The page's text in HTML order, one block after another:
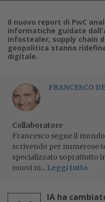
Il nuovo report di PwC
informatiche guidate
infostealer, supply chain
geopolitica stanno
digitale.
FRANCESCO
Collaboratore
Francesco segue il
scrivendo per numerose
specializzato soprattutto
nuovi m... Leggi tutto
IA ha